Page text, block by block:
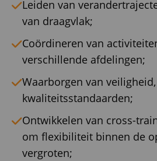
Leiden van
van draagvlak;
Coördineren van
verschillende afdelingen;
Waarborgen van
kwaliteitsstandaarden;
Ontwikkelen van cross-
om flexibiliteit binnen de
vergroten;